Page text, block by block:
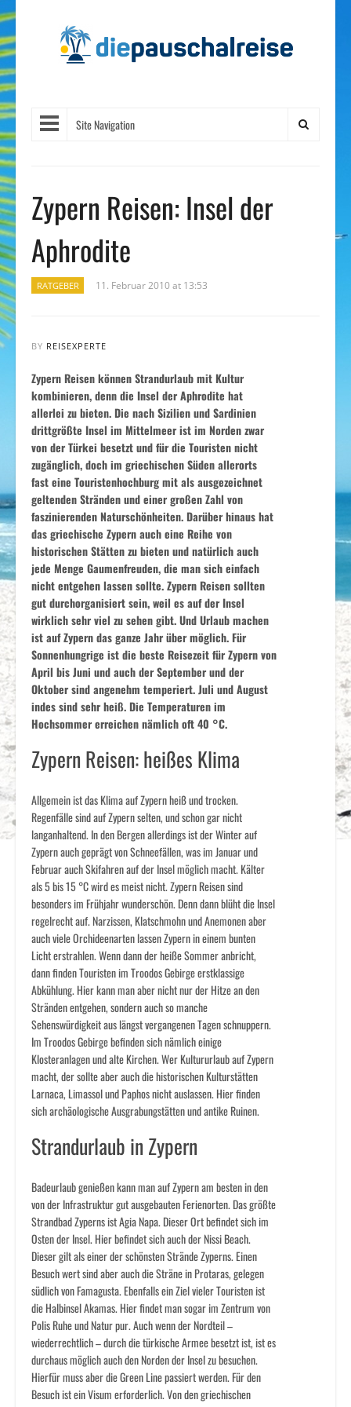
Site Navigation
Zypern Reisen: Insel der
Aphrodite
RATGEBER 11. Februar 2010 at 13:53
BY REISEXPERTE
Zypern Reisen können Strandurlaub mit Kultur
kombinieren, denn die Insel der Aphrodite hat
allerlei zu bieten. Die nach Sizilien und Sardinien
drittgrößte Insel im Mittelmeer ist im Norden zwar
von der Türkei besetzt und für die Touristen nicht
zugänglich, doch im griechischen Süden allerorts
fast eine Touristenhochburg mit als ausgezeichnet
geltenden Stränden und einer großen Zahl von
faszinierenden Naturschönheiten. Darüber hinaus hat
das griechische Zypern auch eine Reihe von
historischen Stätten zu bieten und natürlich auch
jede Menge Gaumenfreuden, die man sich einfach
nicht entgehen lassen sollte. Zypern Reisen sollten
gut durchorganisiert sein, weil es auf der Insel
wirklich sehr viel zu sehen gibt. Und Urlaub machen
ist auf Zypern das ganze Jahr über möglich. Für
Sonnenhungrige ist die beste Reisezeit für Zypern von
April bis Juni und auch der September und der
Oktober sind angenehm temperiert. Juli und August
indes sind sehr heiß. Die Temperaturen im
Hochsommer erreichen nämlich oft 40 °C.
Zypern Reisen: heißes Klima
Allgemein ist das Klima auf Zypern heiß und trocken.
Regenfälle sind auf Zypern selten, und schon gar nicht
langanhaltend. In den Bergen allerdings ist der Winter auf
Zypern auch geprägt von Schneefällen, was im Januar und
Februar auch Skifahren auf der Insel möglich macht. Kälter
als 5 bis 15 °C wird es meist nicht. Zypern Reisen sind
besonders im Frühjahr wunderschön. Denn dann blüht die Insel
regelrecht auf. Narzissen, Klatschmohn und Anemonen aber
auch viele Orchideenarten lassen Zypern in einem bunten
Licht erstrahlen. Wenn dann der heiße Sommer anbricht,
dann finden Touristen im Troodos Gebirge erstklassige
Abkühlung. Hier kann man aber nicht nur der Hitze an den
Stränden entgehen, sondern auch so manche
Sehenswürdigkeit aus längst vergangenen Tagen schnuppern.
Im Troodos Gebirge befinden sich nämlich einige
Klosteranlagen und alte Kirchen. Wer Kultururlaub auf Zypern
macht, der sollte aber auch die historischen Kulturstätten
Larnaca, Limassol und Paphos nicht auslassen. Hier finden
sich archäologische Ausgrabungstätten und antike Ruinen.
Strandurlaub in Zypern
Badeurlaub genießen kann man auf Zypern am besten in den
von der Infrastruktur gut ausgebauten Ferienorten. Das größte
Strandbad Zyperns ist Agia Napa. Dieser Ort befindet sich im
Osten der Insel. Hier befindet sich auch der Nissi Beach.
Dieser gilt als einer der schönsten Strände Zyperns. Einen
Besuch wert sind aber auch die Sträne in Protaras, gelegen
südlich von Famagusta. Ebenfalls ein Ziel vieler Touristen ist
die Halbinsel Akamas. Hier findet man sogar im Zentrum von
Polis Ruhe und Natur pur. Auch wenn der Nordteil –
wiederrechtlich – durch die türkische Armee besetzt ist, ist es
durchaus möglich auch den Norden der Insel zu besuchen.
Hierfür muss aber die Green Line passiert werden. Für den
Besuch ist ein Visum erforderlich. Von den griechischen